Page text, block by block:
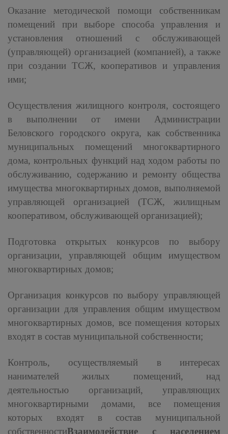
Оказание методической помощи собственникам
помещений при выборе способа управления и
установления отношений с обслуживающей
(управляющей) организацией (компанией), а также
при создании ТСЖ, кооперативов и управления
ими;
Осуществления жилищного контроля, состоящего
в выполнении от имени Администрации
Беловского городского округа, как собственника
муниципальных помещений многоквартирного
дома, контрольных функций над ходом работы по
обслуживанию, содержанию и ремонту общества
имущества многоквартирных домов, выполняемой
управляющей организацией (ТСЖ, жилищным
кооперативом, обслуживающей организацией);
Подготовка открытых конкурсов по выбору
организации, управляющей общим имуществом
многоквартирных домов;
Организация конкурсов по выбору управляющей
организации для управления общим имуществом
многоквартирных домов, все помещения которых
входят в состав муниципальной собственности;
Контроль, осуществляемый в интересах
нанимателей жилых помещений, над
деятельностью организаций, управляющих
многоквартирными домами, все помещения
которых входят в состав муниципальной
собственностиВзаимодействие с населением